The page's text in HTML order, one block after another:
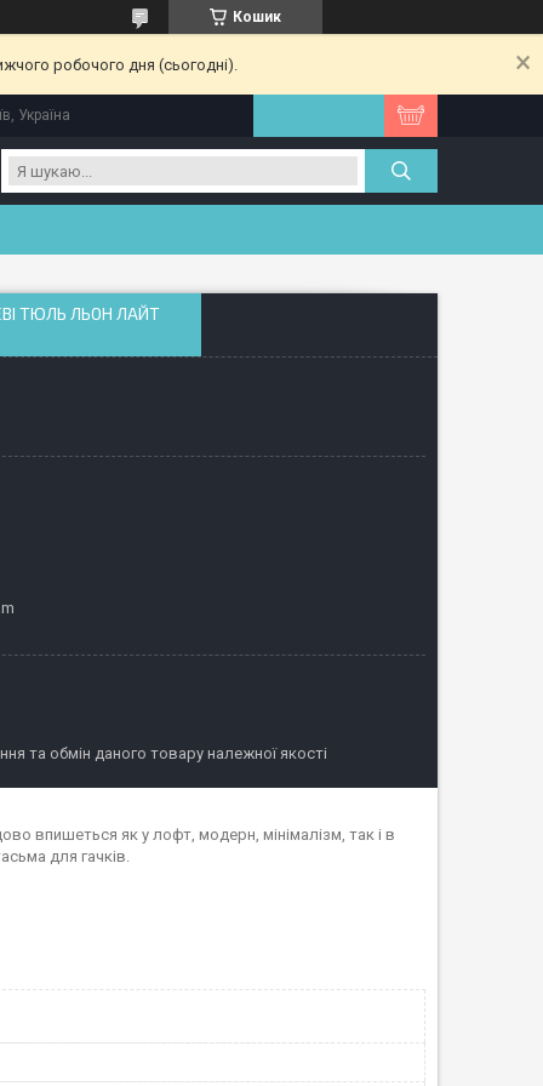
Кошик
робочого дня (сьогодні).
Україна
ТЮЛЬ ЛЬОН ЛАЙТ
та обмін даного товару належної якості
впишеться як у лофт, модерн, мінімалізм, так і в
для гачків.